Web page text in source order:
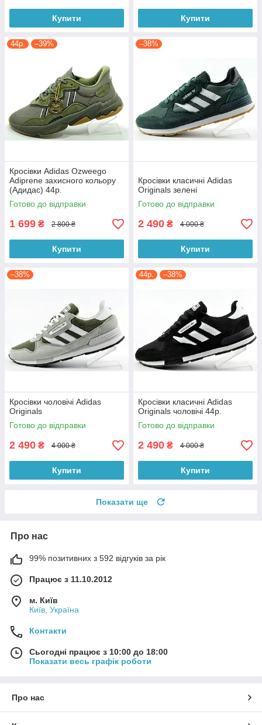
Купити Купити
44р. –39%
Кросівки Adidas Ozweego
Adiprene захисного кольору
(Адидас) 44р.
Готово до відправки
1 699 ₴ 2 800 ₴
Купити
–38%
Кросівки класичні Adidas
Originals зелені
Готово до відправки
2 490 ₴ 4 000 ₴
Купити
–38%
Кросівки чоловічі Adidas
Originals
Готово до відправки
2 490 ₴ 4 000 ₴
Купити
44р. –38%
Кросівки класичні Adidas
Originals чоловічі 44р.
Готово до відправки
2 490 ₴ 4 000 ₴
Купити
Показати ще
Про нас
99% позитивних з 592 відгуків за рік
Працює з 11.10.2012
м. Київ
Київ, Україна
Контакти
Сьогодні працює з 10:00 до 18:00
Показати весь графік роботи
Про нас